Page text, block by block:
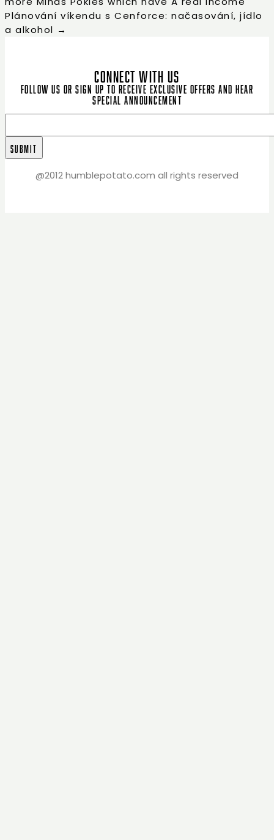
Plánování víkendu s Cenforce: načasování, jídlo
a alkohol →
CONNECT WITH US
Follow us or sign up to receive exclusive offers and hear
special announcement
@2012 humblepotato.com all rights reserved